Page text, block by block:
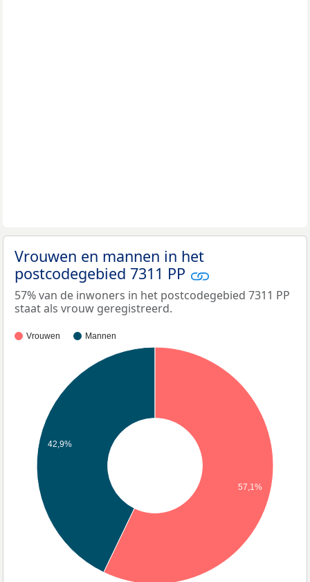
Vrouwen en mannen in het
postcodegebied 7311 PP
57% van de inwoners in het postcodegebied 7311 PP
staat als vrouw geregistreerd.
Vrouwen Mannen
42,9%
57,1%